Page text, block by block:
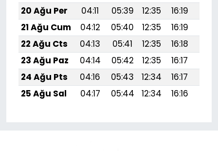
20 Ağu Per
04:11 05:39 12:35 16:19
21 Ağu Cum
04:12 05:40 12:35 16:19
22 Ağu Cts
04:13 05:41 12:35 16:18
23 Ağu Paz
04:14 05:42 12:35 16:17
24 Ağu Pts
04:16 05:43 12:34 16:17
25 Ağu Sal
04:17 05:44 12:34 16:16